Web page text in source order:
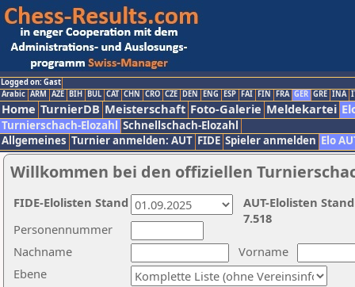
Logged on: Gast
Arabic ARM AZE BIH BUL CAT CHN CRO CZE DEN ENG ESP FAI FIN FRA GER GRE INA
Home TurnierDB Meisterschaft Foto-Galerie Meldekartei
Turnierschach-Elozahl Schnellschach-Elozahl
Allgemeines Turnier anmelden: AUT FIDE Spieler anmelden Elo
Willkommen bei den offiziellen
Nachname
Vorname
Ebene
Personennummer
AUT-Elolisten
7.518
FIDE-Elolisten Stand